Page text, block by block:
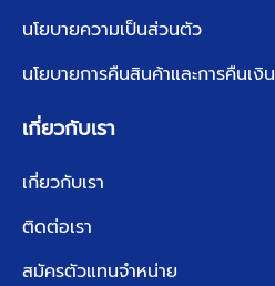
นโยบายความเป็นส่วนตัว
นโยบายการคืนสินค้าและการคืนเงิน
เกี่ยวกับเรา
เกี่ยวกับเรา
ติดต่อเรา
สมัครตัวแทนจำหน่าย